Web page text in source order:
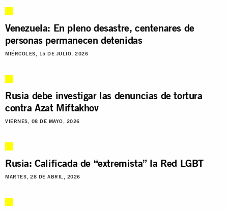
Venezuela: En pleno desastre, centenares de
personas permanecen detenidas
MIÉRCOLES, 15 DE JULIO, 2026
Rusia debe investigar las denuncias de tortura
contra Azat Miftakhov
VIERNES, 08 DE MAYO, 2026
Rusia: Calificada de “extremista” la Red LGBT
MARTES, 28 DE ABRIL, 2026